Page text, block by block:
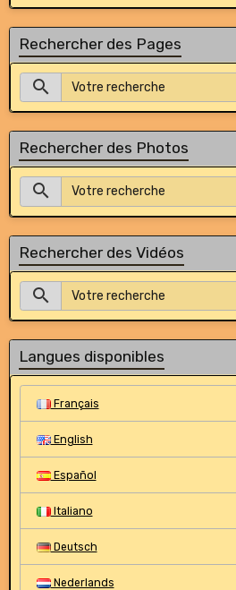
Rechercher des Pages
Rechercher des Photos
Rechercher des Vidéos
Langues disponibles
Français
English
Español
Italiano
Deutsch
Nederlands